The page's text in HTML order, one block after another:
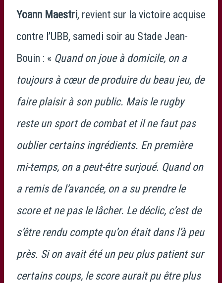
Yoann Maestri, revient sur la victoire acquise
contre l’UBB, samedi soir au Stade Jean-
Bouin : « Quand on joue à domicile, on a
toujours à cœur de produire du beau jeu, de
faire plaisir à son public. Mais le rugby
reste un sport de combat et il ne faut pas
oublier certains ingrédients. En première
mi-temps, on a peut-être surjoué. Quand on
a remis de l’avancée, on a su prendre le
score et ne pas le lâcher. Le déclic, c’est de
s’être rendu compte qu’on était dans l’à peu
près. Si on avait été un peu plus patient sur
certains coups, le score aurait pu être plus